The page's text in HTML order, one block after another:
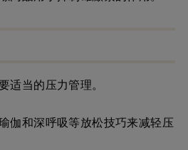
适当的压力管理。
伽和深呼吸等放松技巧来减轻压